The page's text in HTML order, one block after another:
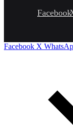
Facebook
Facebook X